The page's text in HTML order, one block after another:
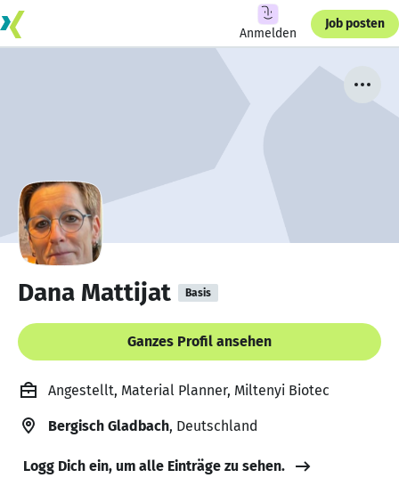
Anmelden
Job posten
Dana Mattijat Basis
Ganzes Profil ansehen
Angestellt, Material Planner, Miltenyi Biotec
Bergisch Gladbach, Deutschland
Logg Dich ein, um alle Einträge zu sehen.